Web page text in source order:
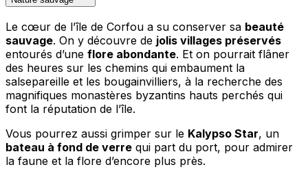
Le cœur de l’île de Corfou a su conserver sa beauté
sauvage. On y découvre de jolis villages préservés
entourés d’une flore abondante. Et on pourrait flâner
des heures sur les chemins qui embaument la
salsepareille et les bougainvilliers, à la recherche des
magnifiques monastères byzantins hauts perchés qui
font la réputation de l’île.
Vous pourrez aussi grimper sur le Kalypso Star, un
bateau à fond de verre qui part du port, pour admirer
la faune et la flore d’encore plus près.